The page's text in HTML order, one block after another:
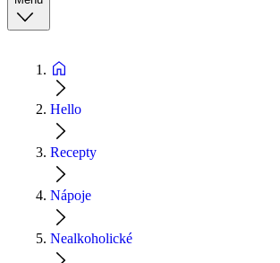
Hello
Recepty
Nápoje
Nealkoholické